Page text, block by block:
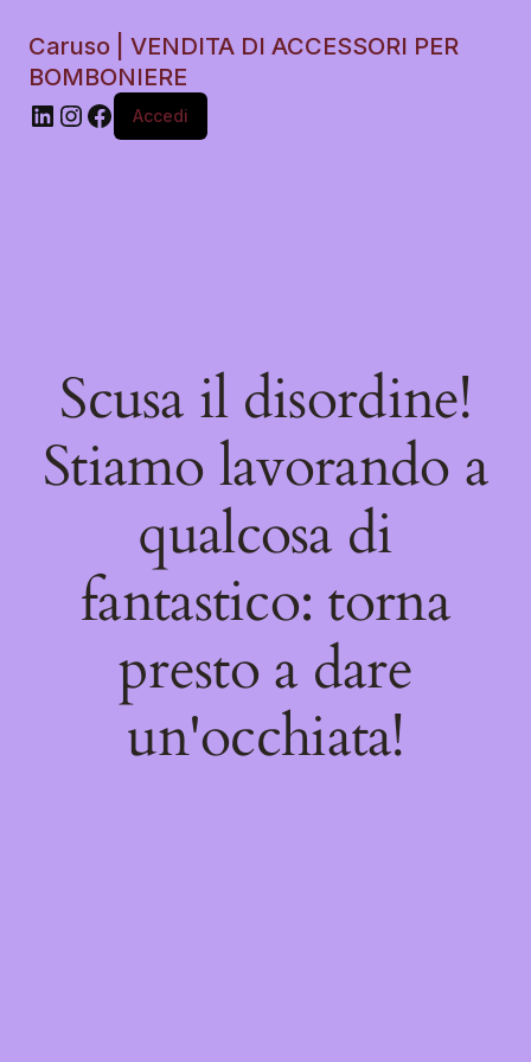
Caruso | VENDITA DI ACCESSORI PER
BOMBONIERE
Accedi
Scusa il disordine!
Stiamo lavorando a
qualcosa di
fantastico: torna
presto a dare
un'occhiata!